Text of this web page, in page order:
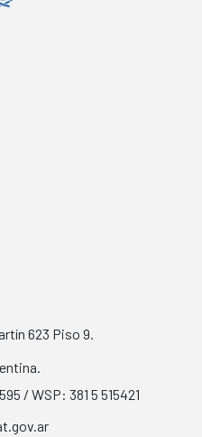
623 Piso 9.
/ WSP: 381 5 515421